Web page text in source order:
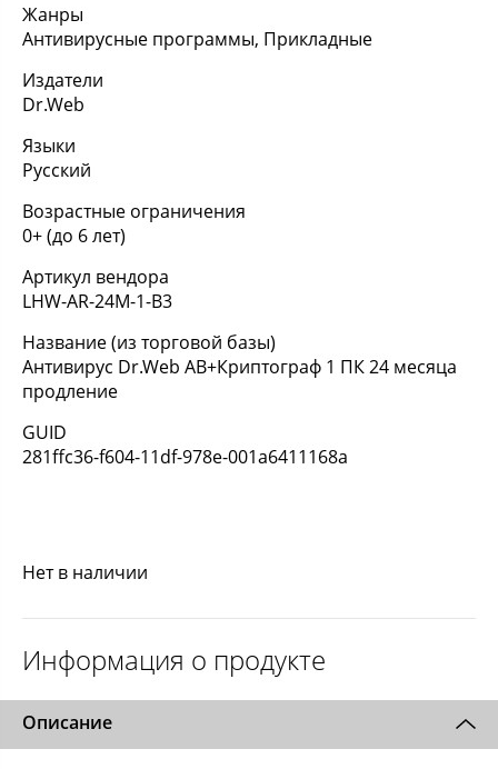
Жанры
Антивирусные программы, Прикладные
Издатели
Dr.Web
Языки
Русский
Возрастные ограничения
0+ (до 6 лет)
Артикул вендора
LHW-AR-24M-1-B3
Название (из торговой базы)
Антивирус Dr.Web АВ+Криптограф 1 ПК 24 месяца
продление
GUID
281ffc36-f604-11df-978e-001a6411168a
Нет в наличии
Информация о продукте
Описание